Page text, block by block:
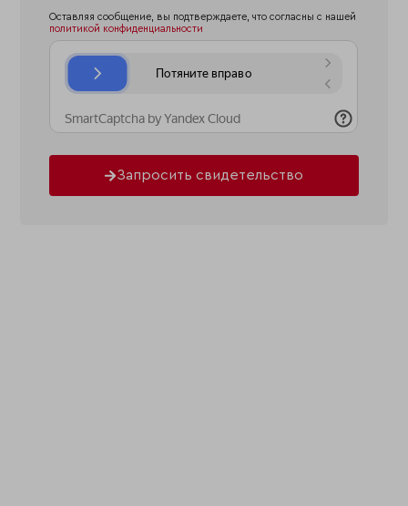
Оставляя сообщение, вы подтверждаете, что согласны с нашей
политикой конфиденциальности
Запросить свидетельство